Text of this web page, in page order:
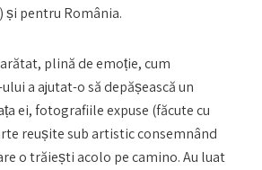
și pentru România.
plină de emoție, cum
a ajutat-o să depășească un
ei, fotografiile expuse (făcute cu
reușite sub artistic consemnând
o trăiești acolo pe camino. Au luat